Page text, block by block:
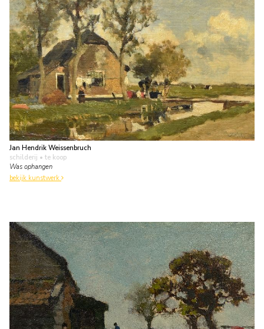
Jan Hendrik Weissenbruch
schilderij • te koop
Was ophangen
bekijk kunstwerk